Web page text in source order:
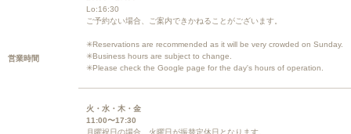
営業時間
Lo:16:30
ご予約ない場合、ご案内できかねることがございます。
✳︎Reservations are recommended as it will be very crowded on Sunday.
✳︎Business hours are subject to change.
✳︎Please check the Google page for the day's hours of operation.
火・水・木・金
11:00〜17:30
月曜祝日の場合、火曜日が振替定休日となります。